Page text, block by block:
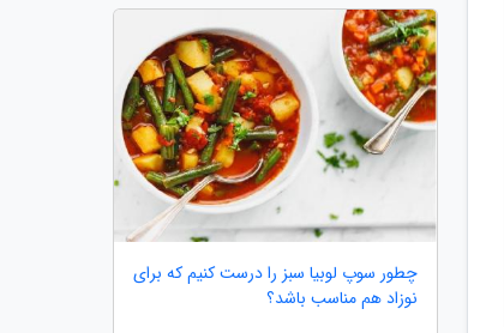
چطور سوپ لوبیا سبز را درست کنیم که برای
نوزاد هم مناسب باشد؟